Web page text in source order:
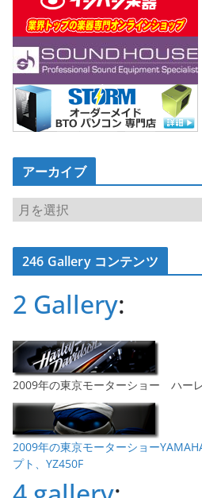
アーカイブ
ア
ー
カ
イ246 Gallery コンテンツ
2 Gallery:
2009年の東京モーターショー ハー
2009年の東京モーターショー
プト、YZ450F